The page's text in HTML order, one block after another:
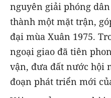
nguyên giải phóng
thành một mặt trận,
đại mùa Xuân 1975.
ngoại giao đã tiên
vận, đưa đất nước hội
đoạn phát triển mới